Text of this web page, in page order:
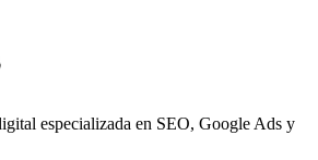
especializada en SEO, Google Ads y